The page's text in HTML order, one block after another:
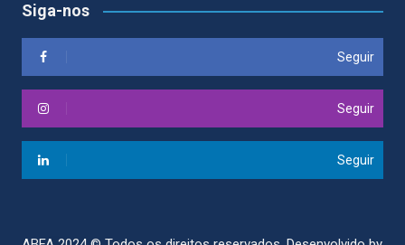
Siga-nos
Seguir
Seguir
Seguir